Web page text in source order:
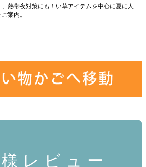
熱帯夜対策にも！い草アイテムを中心に夏に人
案内。
レビュー